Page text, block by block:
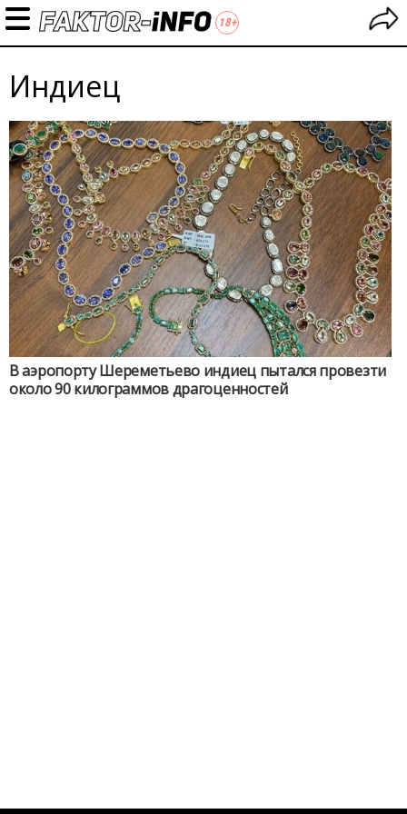
Индиец
В аэропорту Шереметьево индиец пытался провезти
около 90 килограммов драгоценностей